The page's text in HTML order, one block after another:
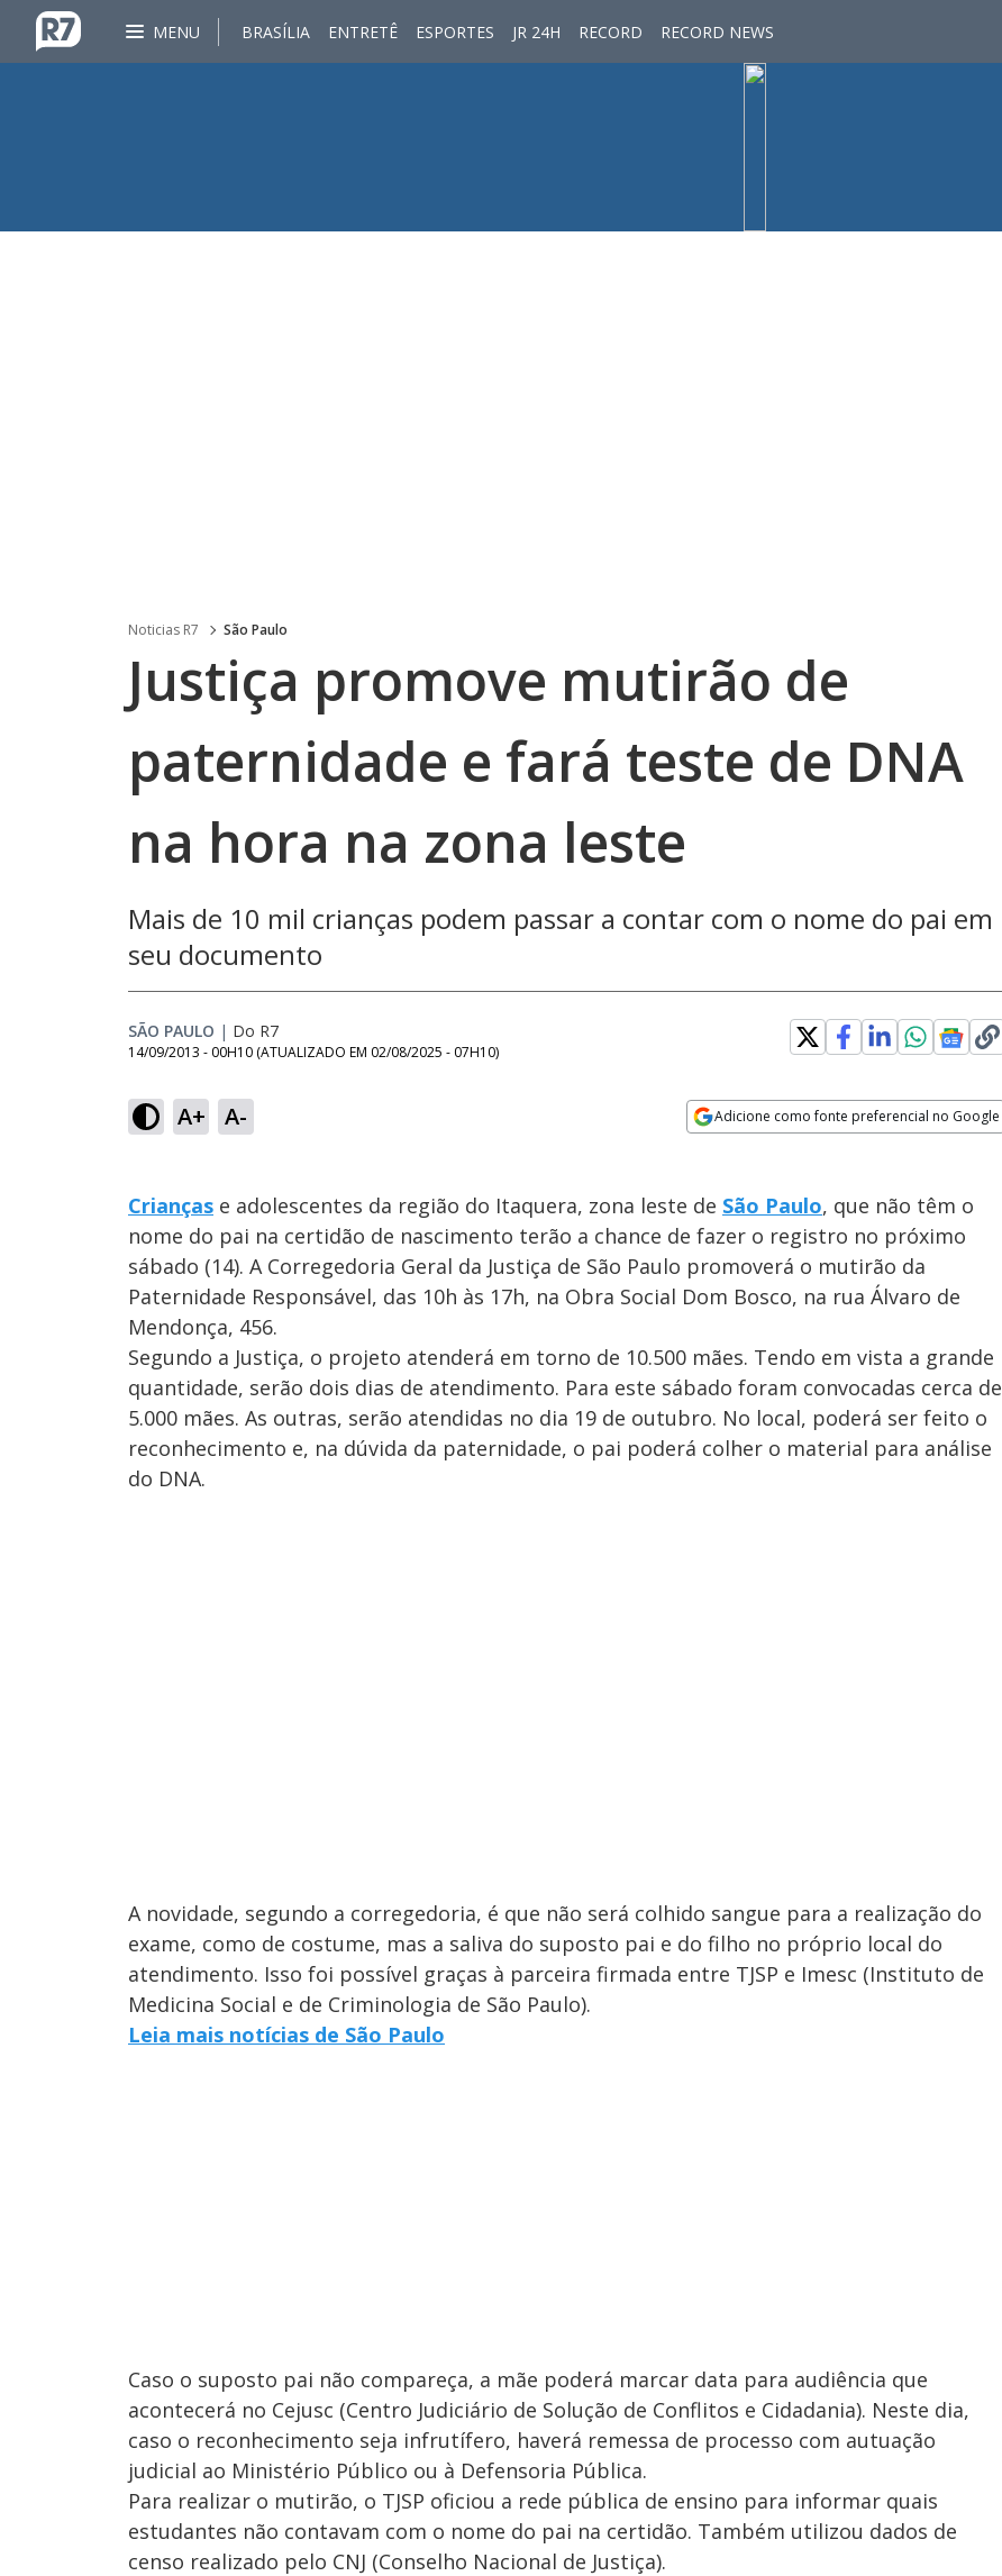
MENU BRASÍLIA ENTRETÊ ESPORTES JR 24H RECORD RECORD NEWS
Noticias R7 São Paulo
Justiça promove mutirão de
paternidade e fará teste de DNA
na hora na zona leste
Mais de 10 mil crianças podem passar a contar com o nome do pai em
seu documento
SÃO PAULO | Do R7
14/09/2013 - 00H10 (ATUALIZADO EM 02/08/2025 - 07H10)
A+ A- Adicione como fonte preferencial no Google
Crianças e adolescentes da região do Itaquera, zona leste de São Paulo, que não têm o
nome do pai na certidão de nascimento terão a chance de fazer o registro no próximo
sábado (14). A Corregedoria Geral da Justiça de São Paulo promoverá o mutirão da
Paternidade Responsável, das 10h às 17h, na Obra Social Dom Bosco, na rua Álvaro de
Mendonça, 456.
Segundo a Justiça, o projeto atenderá em torno de 10.500 mães. Tendo em vista a grande
quantidade, serão dois dias de atendimento. Para este sábado foram convocadas cerca de
5.000 mães. As outras, serão atendidas no dia 19 de outubro. No local, poderá ser feito o
reconhecimento e, na dúvida da paternidade, o pai poderá colher o material para análise
do DNA.
A novidade, segundo a corregedoria, é que não será colhido sangue para a realização do
exame, como de costume, mas a saliva do suposto pai e do filho no próprio local do
atendimento. Isso foi possível graças à parceira firmada entre TJSP e Imesc (Instituto de
Medicina Social e de Criminologia de São Paulo).
Leia mais notícias de São Paulo
Caso o suposto pai não compareça, a mãe poderá marcar data para audiência que
acontecerá no Cejusc (Centro Judiciário de Solução de Conflitos e Cidadania). Neste dia,
caso o reconhecimento seja infrutífero, haverá remessa de processo com autuação
judicial ao Ministério Público ou à Defensoria Pública.
Para realizar o mutirão, o TJSP oficiou a rede pública de ensino para informar quais
estudantes não contavam com o nome do pai na certidão. Também utilizou dados de
censo realizado pelo CNJ (Conselho Nacional de Justiça).